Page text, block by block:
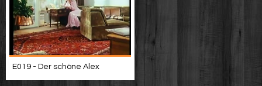
E019 - Der schöne Alex